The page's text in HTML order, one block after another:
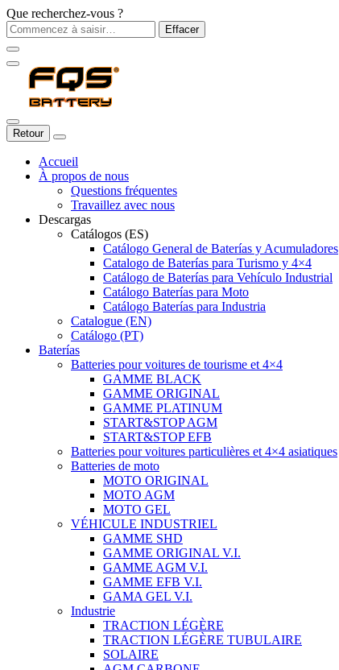
Que recherchez-vous ?
Effacer
Retour
Accueil
À propos de nous
Questions fréquentes
Travaillez avec nous
Descargas
Catálogos (ES)
Catálogo General de Baterías y Acumuladores
Catalogo de Baterías para Turismo y 4×4
Catálogo de Baterías para Vehículo Industrial
Catálogo Baterías para Moto
Catálogo Baterías para Industria
Catalogue (EN)
Catálogo (PT)
Baterías
Batteries pour voitures de tourisme et 4×4
GAMME BLACK
GAMME ORIGINAL
GAMME PLATINUM
START&STOP AGM
START&STOP EFB
Batteries pour voitures particulières et 4×4 asiatiques
Batteries de moto
MOTO ORIGINAL
MOTO AGM
MOTO GEL
VÉHICULE INDUSTRIEL
GAMME SHD
GAMME ORIGINAL V.I.
GAMME AGM V.I.
GAMME EFB V.I.
GAMA GEL V.I.
Industrie
TRACTION LÉGÈRE
TRACTION LÉGÈRE TUBULAIRE
SOLAIRE